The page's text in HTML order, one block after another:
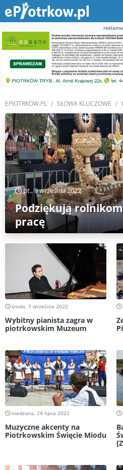
reklama
EPIOTRKOW.PL SŁOWA KLUCZOWE
pt., 9 września 2022
Podziękują
pracę
środa, 7 września 2022
Wybitny pianista zagra w
piotrkowskim Muzeum
niedziela, 24 lipca 2022
Muzyczne akcenty na
Piotrkowskim Święcie Miodu